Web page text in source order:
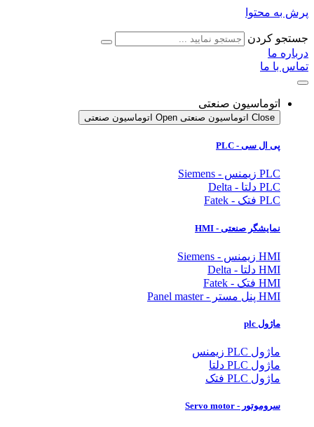
پرش به محتوا
جستجو کردن
درباره ما
تماس با ما
اتوماسیون صنعتی
Close اتوماسیون صنعتی Open اتوماسیون صنعتی
پی ال سی - PLC
PLC زیمنس - Siemens
PLC دلتا - Delta
PLC فتک - Fatek
نمایشگر صنعتی - HMI
HMI زیمنس - Siemens
HMI دلتا - Delta
HMI فتک - Fatek
HMI پنل مستر - Panel master
ماژول plc
ماژول PLC زیمنس
ماژول PLC دلتا
ماژول PLC فتک
سروموتور - Servo motor